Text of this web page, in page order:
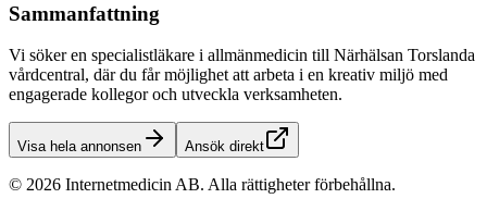
Sammanfattning
Vi söker en specialistläkare i allmänmedicin till Närhälsan Torslanda
vårdcentral, där du får möjlighet att arbeta i en kreativ miljö med
engagerade kollegor och utveckla verksamheten.
Visa hela annonsen Ansök direkt
© 2026 Internetmedicin AB. Alla rättigheter förbehållna.